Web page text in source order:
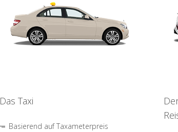
Das Taxi
Basierend auf Taxameterpreis